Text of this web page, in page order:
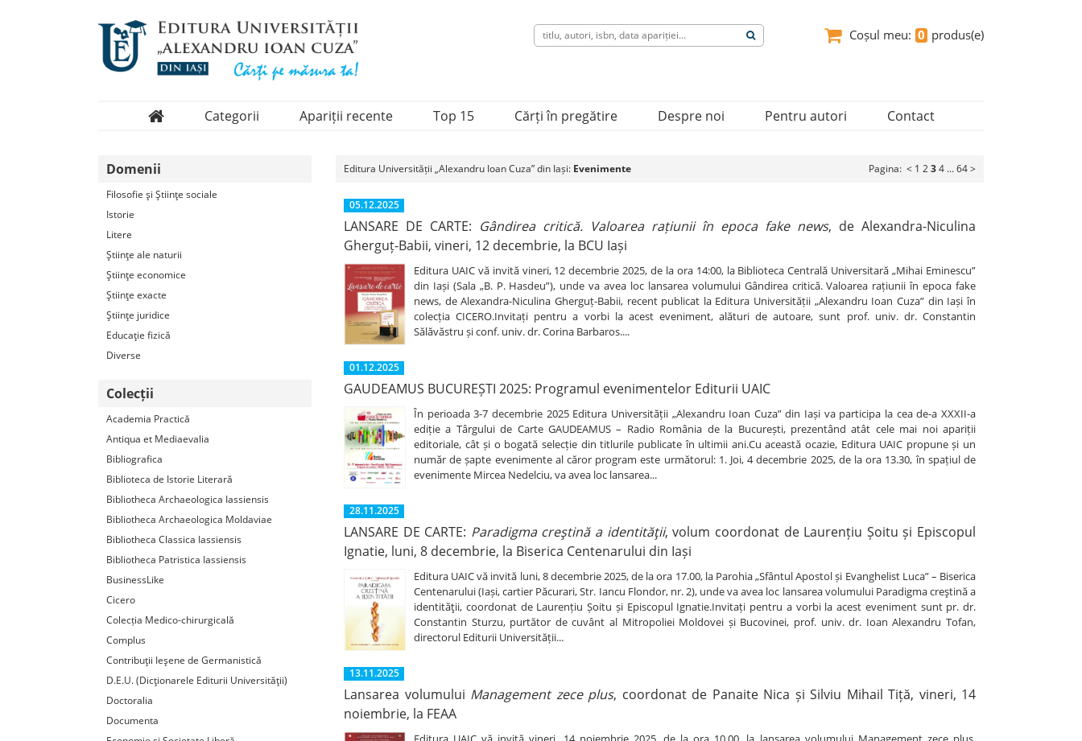
Coșul meu: 0 produs(e)
Categorii
Periodice
Apariții recente Top 15 Cărți în pregătire Despre noi Pentru autori Contact
Domenii
Filosofie şi Ştiinţe sociale
Istorie
Litere
Ştiinţe ale naturii
Ştiinţe economice
Ştiinţe exacte
Ştiinţe juridice
Educaţie fizică
Diverse
Colecții
Academia Practică
Antiqua et Mediaevalia
Bibliografica
Biblioteca de Istorie Literară
Bibliotheca Archaeologica Iassiensis
Bibliotheca Archaeologica Moldaviae
Bibliotheca Classica Iassiensis
Bibliotheca Patristica Iassiensis
BusinessLike
Cicero
Colecția Medico-chirurgicală
Complus
Contribuţii Ieşene de Germanistică
D.E.U. (Dicţionarele Editurii Universităţii)
Doctoralia
Documenta
Editura Universității „Alexandru Ioan Cuza” din Iași: Evenimente Pagina: < 1 234 ...64>
05.12.2025
LANSARE DE CARTE: Gândirea critică. Valoarea rațiunii în epoca fake news, de Alexandra-Niculina
Gherguț-Babii, vineri, 12 decembrie, la BCU Iași
Editura UAIC vă invită vineri, 12 decembrie 2025, de la ora 14:00, la Biblioteca Centrală Universitară „Mihai Eminescu”
din Iași (Sala „B. P. Hasdeu”), unde va avea loc lansarea volumului Gândirea critică. Valoarea rațiunii în epoca fake
news, de Alexandra-Niculina Gherguț-Babii, recent publicat la Editura Universității „Alexandru Ioan Cuza” din Iași în
colecția CICERO.Invitați pentru a vorbi la acest eveniment, alături de autoare, sunt prof. univ. dr. Constantin
Sălăvăstru și conf. univ. dr. Corina Barbaros....
01.12.2025
GAUDEAMUS BUCUREȘTI 2025: Programul evenimentelor Editurii UAIC
În perioada 3-7 decembrie 2025 Editura Universității „Alexandru Ioan Cuza” din Iași va participa la cea de-a XXXII-a
ediție a Târgului de Carte GAUDEAMUS – Radio România de la București, prezentând atât cele mai noi apariții
editoriale, cât și o bogată selecție din titlurile publicate în ultimii ani.Cu această ocazie, Editura UAIC propune și un
număr de șapte evenimente al căror program este următorul: 1. Joi, 4 decembrie 2025, de la ora 13.30, în spațiul de
evenimente Mircea Nedelciu, va avea loc lansarea...
28.11.2025
LANSARE DE CARTE: Paradigma creştină a identităţii, volum coordonat de Laurențiu Șoitu și Episcopul
Ignatie, luni, 8 decembrie, la Biserica Centenarului din Iași
Editura UAIC vă invită luni, 8 decembrie 2025, de la ora 17.00, la Parohia „Sfântul Apostol și Evanghelist Luca” – Biserica
Centenarului (Iași, cartier Păcurari, Str. Iancu Flondor, nr. 2), unde va avea loc lansarea volumului Paradigma creştină a
identităţii, coordonat de Laurențiu Șoitu și Episcopul Ignatie.Invitați pentru a vorbi la acest eveniment sunt pr. dr.
Constantin Sturzu, purtător de cuvânt al Mitropoliei Moldovei și Bucovinei, prof. univ. dr. Ioan Alexandru Tofan,
directorul Editurii Universității...
13.11.2025
Lansarea volumului Management zece plus, coordonat de Panaite Nica și Silviu Mihail Tiță, vineri, 14
noiembrie, la FEAA